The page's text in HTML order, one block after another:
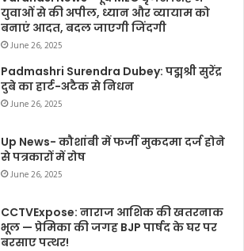
युवाओं से की अपील, ध्यान और व्यायाम को
बनाएं आदत, बदल जाएगी जिंदगी
June 26, 2025
Padmashri Surendra Dubey: पद्मश्री सुरेंद्र
दुबे का हार्ट-अटैक से निधन
June 26, 2025
Up News- कौशांबी में फर्जी मुकदमा दर्ज होने
से पत्रकारों में रोष
June 26, 2025
CCTVExpose: नाराज आशिक की खतरनाक
भूल — प्रेमिका की जगह BJP पार्षद के घर पर
बरसाए पत्थर!